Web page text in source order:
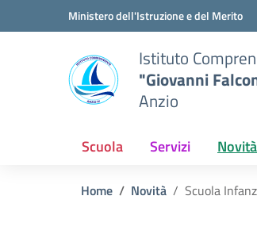
Vai ai contenuti
Vai al menu di navigazioneMinistero dell'Istruzione e del Merito
Istituto
"Giovanni
Anzio
Scuola Servizi Novità
Home Novità Scuola